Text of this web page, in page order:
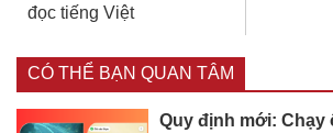
đọc tiếng Việt
CÓ THỂ BẠN QUAN TÂM
Quy định mới: Chạy